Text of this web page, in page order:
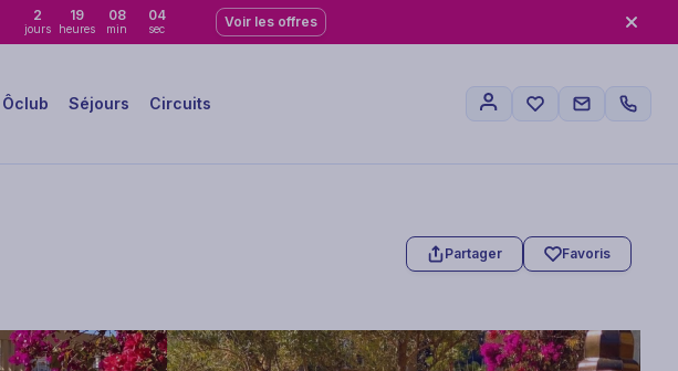
2
jours
19
heures
08
min
03
sec Voir les offres
Ôclub Séjours Circuits
Partager Favoris